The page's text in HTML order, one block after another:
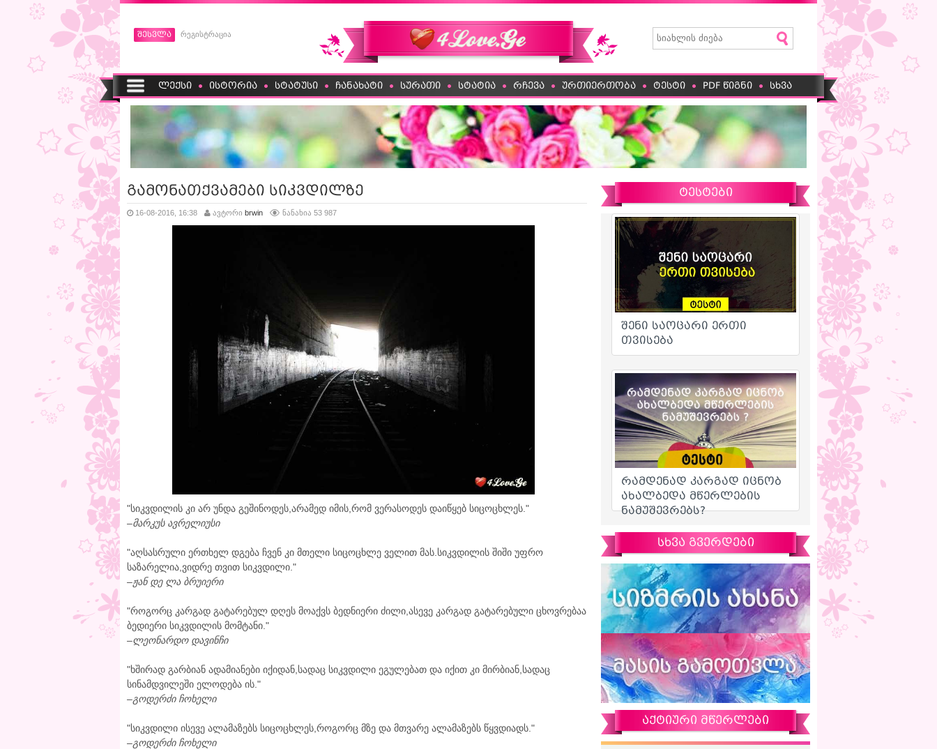
შესვლა რეგისტრაცია
ლექსი ისტორია სტატუსი ჩანახატი სურათი სტატია რჩევა ურთიერთობა ტესტი PDF წიგნი სხვა
გამონათქვამები სიკვდილზე
16-08-2016, 16:38 ავტორი brwin ნანახია 53 987
"სიკვდილის კი არ უნდა გეშინოდეს,არამედ იმის,რომ ვერასოდეს დაიწყებ სიცოცხლეს."
–მარკუს ავრელიუსი
"აღსასრული ერთხელ დგება ჩვენ კი მთელი სიცოცხლე ველით მას.სიკვდილის შიში უფრო
საზარელია,ვიდრე თვით სიკვდილი."
–ჟან დე ლა ბრუიერი
"როგორც კარგად გატარებულ დღეს მოაქვს ბედნიერი ძილი,ასევე კარგად გატარებული ცხოვრებაა
ბედიერი სიკვდილის მომტანი."
–ლეონარდო დავინჩი
"ხშირად გარბიან ადამიანები იქიდან,სადაც სიკვდილი ეგულებათ და იქით კი მირბიან,სადაც
სინამდვილეში ელოდება ის."
–გოდერძი ჩოხელი
"სიკვდილი ისევე ალამაზებს სიცოცხლეს,როგორც მზე და მთვარე ალამაზებს წყვდიადს."
–გოდერძი ჩოხელი
ტესტები
სხვა გვერდები
აქტიური მწერლები